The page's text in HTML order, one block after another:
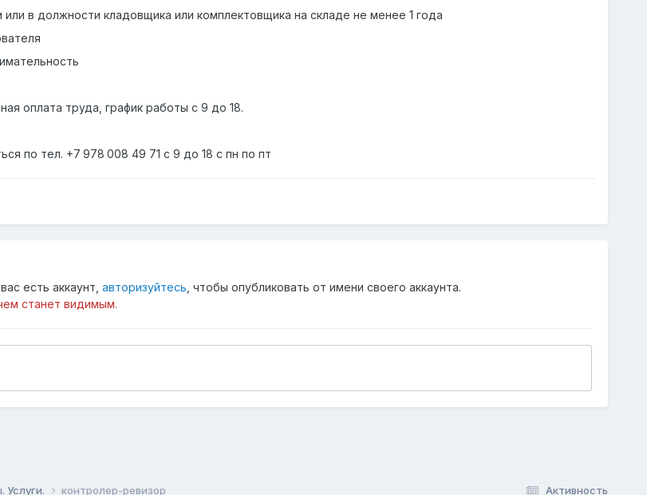
в должности кладовщика или комплектовщика на складе не менее 1 года
оплата труда, график работы с 9 до 18.
по тел. +7 978 008 49 71 с 9 до 18 с пн по пт
есть аккаунт, авторизуйтесь , чтобы опубликовать от имени своего аккаунта.
станет видимым.
Активность
Услуги. контролер-ревизор